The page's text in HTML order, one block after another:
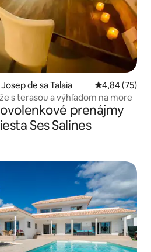
de sa Talaia Priemerné
4,84 (75)
s terasou a výhľadom na more
prenájmy
Ses Salines